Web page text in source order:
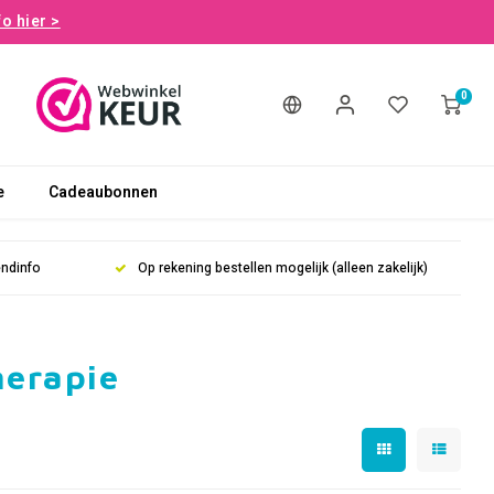
hier >
0
Cadeaubonnen
Op rekening bestellen mogelijk (alleen zakelijk)